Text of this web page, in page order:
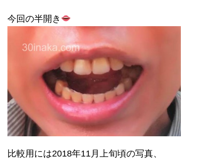
今回の半開き
比較用には2018年11月上旬頃の写真、